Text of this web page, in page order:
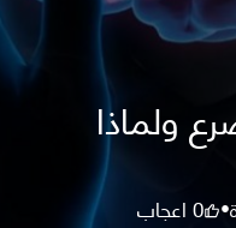
ولماذا
•
0اعجاب